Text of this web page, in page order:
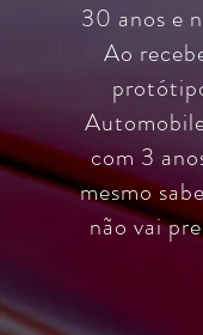
30 anos e
Ao
com 3
mesmo
não vai